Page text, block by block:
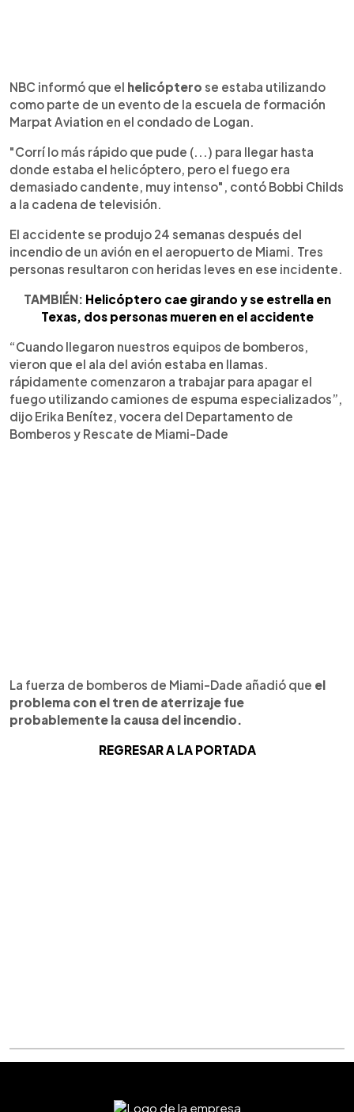
NBC informó que el helicóptero se estaba utilizando
como parte de un evento de la escuela de formación
Marpat Aviation en el condado de Logan.
"Corrí lo más rápido que pude (...) para llegar hasta
donde estaba el helicóptero, pero el fuego era
demasiado candente, muy intenso", contó Bobbi Childs
a la cadena de televisión.
El accidente se produjo 24 semanas después del
incendio de un avión en el aeropuerto de Miami. Tres
personas resultaron con heridas leves en ese incidente.
TAMBIÉN: Helicóptero cae girando y se estrella en
Texas, dos personas mueren en el accidente
“Cuando llegaron nuestros equipos de bomberos,
vieron que el ala del avión estaba en llamas.
rápidamente comenzaron a trabajar para apagar el
fuego utilizando camiones de espuma especializados”,
dijo Erika Benítez, vocera del Departamento de
Bomberos y Rescate de Miami-Dade
La fuerza de bomberos de Miami-Dade añadió que el
problema con el tren de aterrizaje fue
probablemente la causa del incendio.
REGRESAR A LA PORTADA